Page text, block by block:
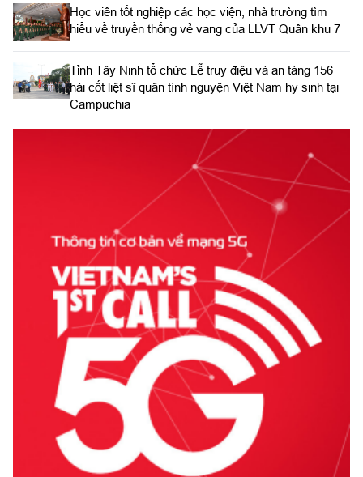
Học viên tốt nghiệp các học viện, nhà trường tìm
hiểu về truyền thống vẻ vang của LLVT Quân khu 7
​Tỉnh Tây Ninh tổ chức Lễ truy điệu và an táng 156
hài cốt liệt sĩ quân tình nguyện Việt Nam hy sinh tại
Campuchia